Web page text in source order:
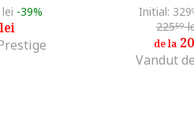
lei -39% Initial: 329
22559
de la
Vandut